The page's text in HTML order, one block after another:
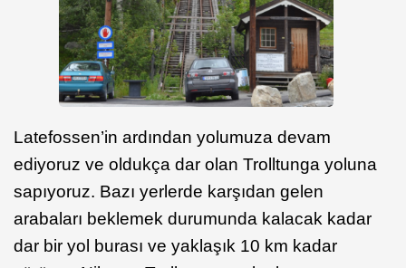
Latefossen’in ardından yolumuza devam
ediyoruz ve oldukça dar olan Trolltunga yoluna
sapıyoruz. Bazı yerlerde karşıdan gelen
arabaları beklemek durumunda kalacak kadar
dar bir yol burası ve yaklaşık 10 km kadar